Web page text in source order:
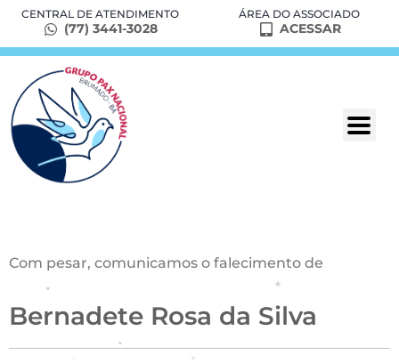
CENTRAL DE ATENDIMENTO
(77) 3441-3028
ÁREA DO ASSOCIADO
ACESSAR
Com pesar, comunicamos o falecimento de
Bernadete Rosa da Silva